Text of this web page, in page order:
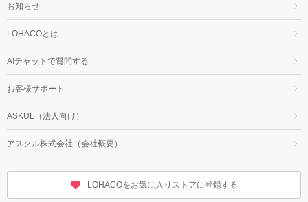
お知らせ
LOHACOとは
AIチャットで質問する
お客様サポート
ASKUL（法人向け）
アスクル株式会社（会社概要）
LOHACOをお気に入りストアに登録する